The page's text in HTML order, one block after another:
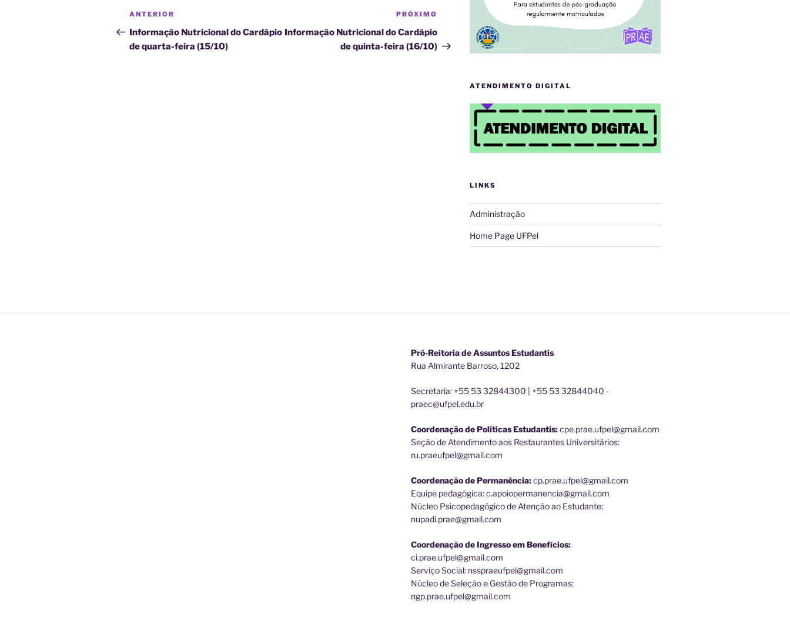
Navegação
de
Post
Post
anterior
ANTERIOR
Informação Nutricional do Cardápio
de quarta-feira (15/10)
post
PRÓXIMO
Informação Nutricional do Cardápio
de quinta-feira (16/10)
ATENDIMENTO DIGITAL
LINKS
Administração
Home Page UFPel
Pró-Reitoria de Assuntos Estudantis
Rua Almirante Barroso, 1202
Secretaria: +55 53 32844300 | +55 53 32844040 -
praec@ufpel.edu.br
Coordenação de Políticas Estudantis:cpe.prae.ufpel@gmail.com
Seção de Atendimento aos Restaurantes Universitários:
ru.praeufpel@gmail.com
Coordenação de Permanência:cp.prae.ufpel@gmail.com
Equipe pedagógica: c.apoiopermanencia@gmail.com
Núcleo Psicopedagógico de Atenção ao Estudante:
nupadi.prae@gmail.com
Coordenação de Ingresso em Benefícios:
ci.prae.ufpel@gmail.com
Serviço Social: nsspraeufpel@gmail.com
Núcleo de Seleção e Gestão de Programas:
ngp.prae.ufpel@gmail.com